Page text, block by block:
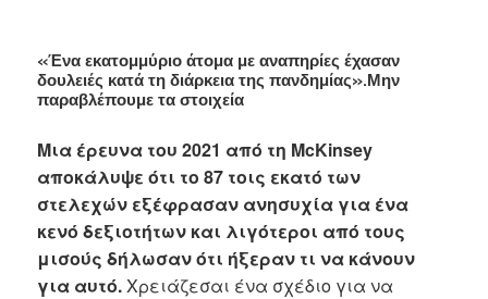
«Ένα εκατομμύριο άτομα με αναπηρίες έχασαν
δουλειές κατά τη διάρκεια της πανδημίας».Μην
παραβλέπουμε τα στοιχεία
Μια έρευνα του 2021 από τη McKinsey
αποκάλυψε ότι το 87 τοις εκατό των
στελεχών εξέφρασαν ανησυχία για ένα
κενό δεξιοτήτων και λιγότεροι από τους
μισούς δήλωσαν ότι ήξεραν τι να κάνουν
για αυτό.Χρειάζεσαι ένα σχέδιο για να